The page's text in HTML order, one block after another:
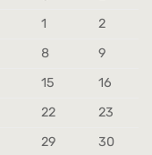
1
2
8
9
15
16
22
23
29
30